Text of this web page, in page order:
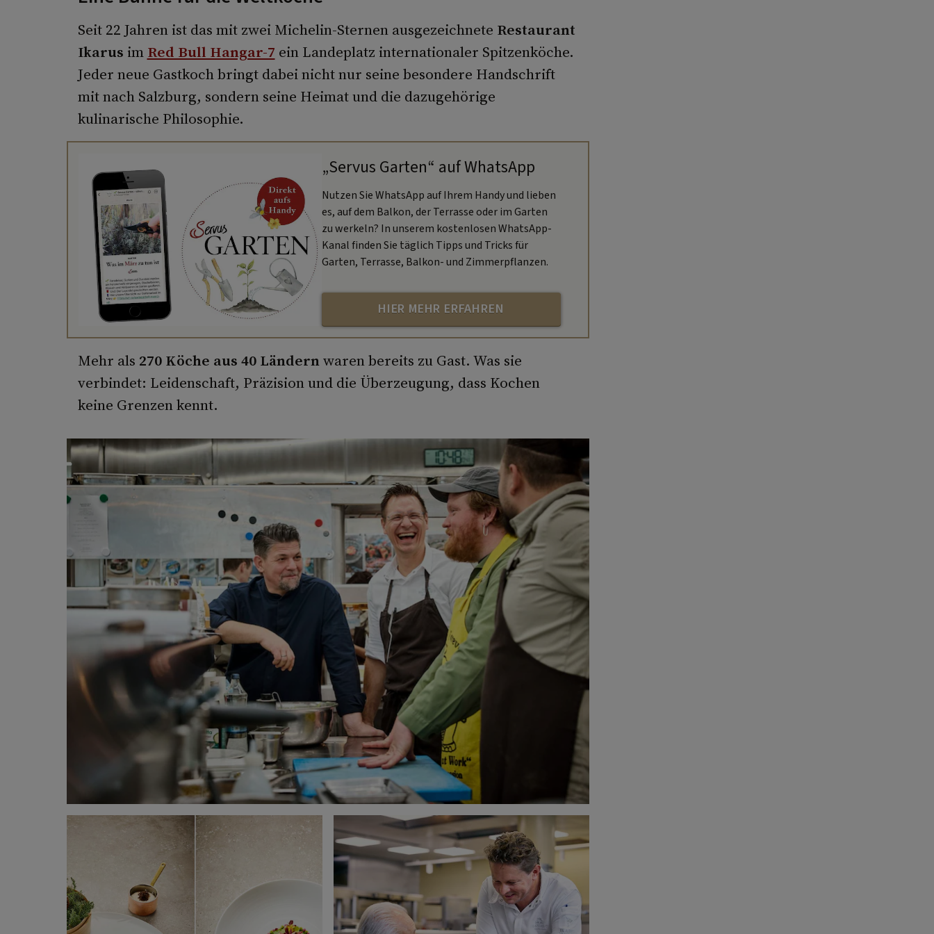
Seit 22 Jahren ist das mit zwei Michelin-Sternen ausgezeichnete Restaurant
Ikarus im Red Bull Hangar-7 ein Landeplatz internationaler Spitzenköche.
Jeder neue Gastkoch bringt dabei nicht nur seine besondere Handschrift
mit nach Salzburg, sondern seine Heimat und die dazugehörige
kulinarische Philosophie.
„Servus Garten“ auf WhatsApp
Nutzen Sie WhatsApp auf Ihrem Handy und lieben
es, auf dem Balkon, der Terrasse oder im Garten
zu werkeln? In unserem kostenlosen WhatsApp-
Kanal finden Sie täglich Tipps und Tricks für
Garten, Terrasse, Balkon- und Zimmerpflanzen.
HIER MEHR ERFAHREN
Mehr als 270 Köche aus 40 Ländernwaren bereits zu Gast. Was sie
verbindet: Leidenschaft, Präzision und die Überzeugung, dass Kochen
keine Grenzen kennt.